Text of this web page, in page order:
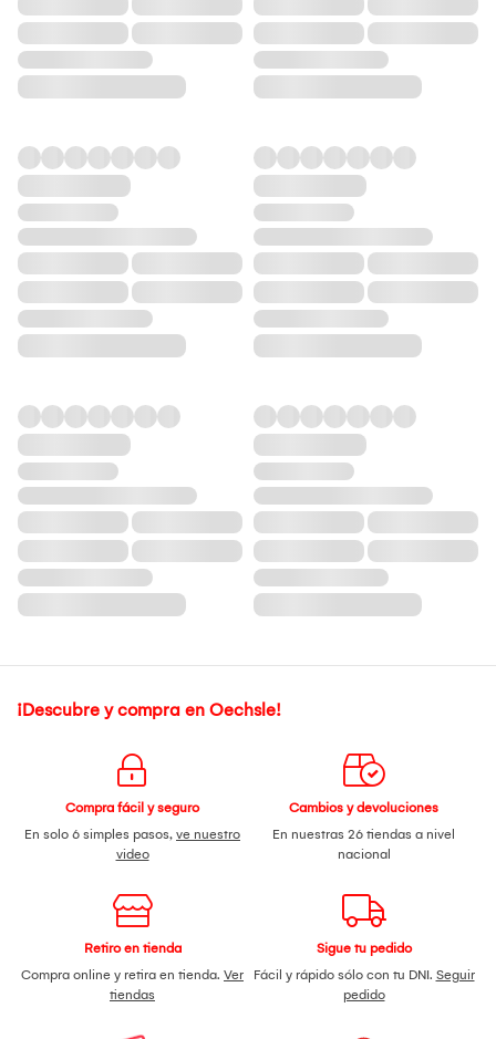
¡Descubre y compra en Oechsle!
Compra fácil y seguro
En solo 6 simples pasos, ve nuestro
video
Cambios y devoluciones
En nuestras 26 tiendas a nivel
nacional
Retiro en tienda
Compra online y retira en tienda. Ver
tiendas
Sigue tu pedido
Fácil y rápido sólo con tu DNI. Seguir
pedido